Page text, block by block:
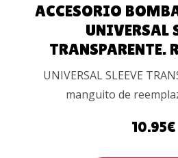
ACCESORIO
UNIVERSAL
TRANSPARENTE.
UNIVERSAL SLEEVE
manguito de
10.95€